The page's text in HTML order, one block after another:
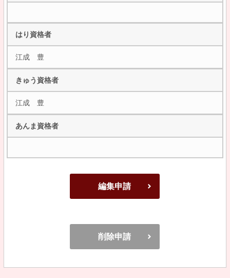
はり資格者
江成 豊
きゅう資格者
江成 豊
あんま資格者
編集申請
削除申請